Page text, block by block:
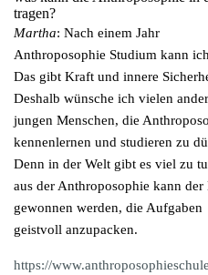
tragen?
Martha: Nach einem Jahr
Anthroposophie Studium kann
Das gibt Kraft und innere
Deshalb wünsche ich vielen
jungen Menschen, die
kennenlernen und studieren zu
Denn in der Welt gibt es viel zu
aus der Anthroposophie kann der
gewonnen werden, die Aufgaben
geistvoll anzupacken.
https://